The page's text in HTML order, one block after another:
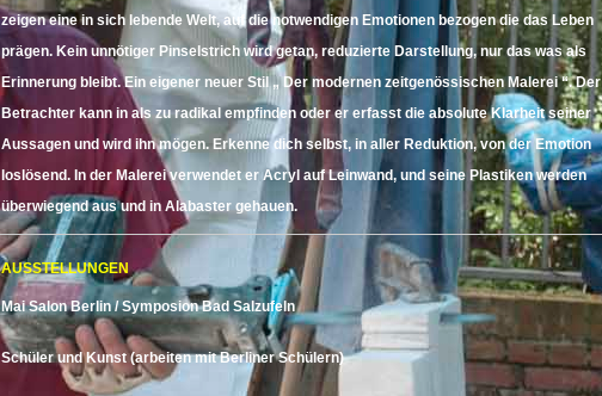
zeigen eine in sich lebende Welt, auf die notwendigen Emotionen bezogen die das Leben
prägen. Kein unnötiger Pinselstrich wird getan, reduzierte Darstellung, nur das was als
Erinnerung bleibt. Ein eigener neuer Stil „ Der modernen zeitgenössischen Malerei “. Der
Betrachter kann in als zu radikal empfinden oder er erfasst die absolute Klarheit seiner
Aussagen und wird ihn mögen. Erkenne dich selbst, in aller Reduktion, von der Emotion
loslösend. In der Malerei verwendet er Acryl auf Leinwand, und seine Plastiken werden
überwiegend aus und in Alabaster gehauen.
AUSSTELLUNGEN
Mai Salon Berlin / Symposion Bad Salzufeln
Schüler und Kunst (arbeiten mit Berliner Schülern)